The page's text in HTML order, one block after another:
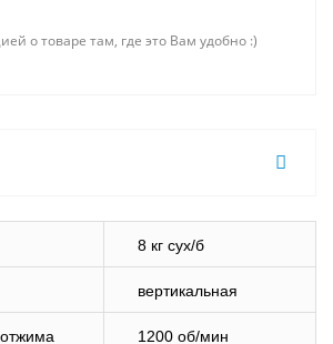
о товаре там, где это Вам удобно :)
8 кг сух/б
вертикальная
1200 об/мин